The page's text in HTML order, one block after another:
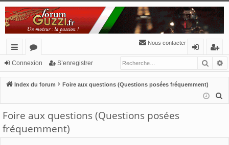
cc
ès
pi
de
or
u
Nous contacter
n
’e
nr
eg
Connexion S’enregistrer
Index du forum
Foire aux questions (Questions posées fréquemment)
Foire aux questions (Questions posées
fréquemment)